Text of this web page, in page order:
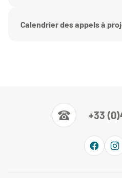
Calendrier des appels à
+33